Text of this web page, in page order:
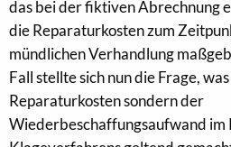
das bei der fiktiven Abrechnung
die Reparaturkosten zum
mündlichen Verhandlung
Fall stellte sich nun die Frage,
Reparaturkosten sondern der
Wiederbeschaffungsaufwand im